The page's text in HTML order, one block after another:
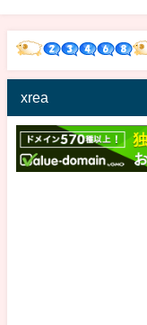
xrea